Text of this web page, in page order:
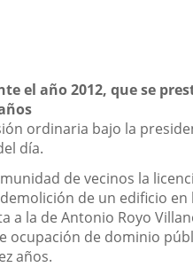
el año 2012, que se
ordinaria bajo la
día.
de vecinos la
de un edificio
la de Antonio Royo
ocupación de dominio
años.